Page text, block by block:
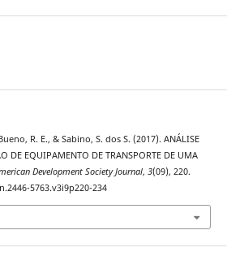
R. E., & Sabino, S. dos S. (2017). ANÁLISE
DE EQUIPAMENTO DE TRANSPORTE DE UMA
Development Society Journal, 3(09), 220.
5763.v3i9p220-234